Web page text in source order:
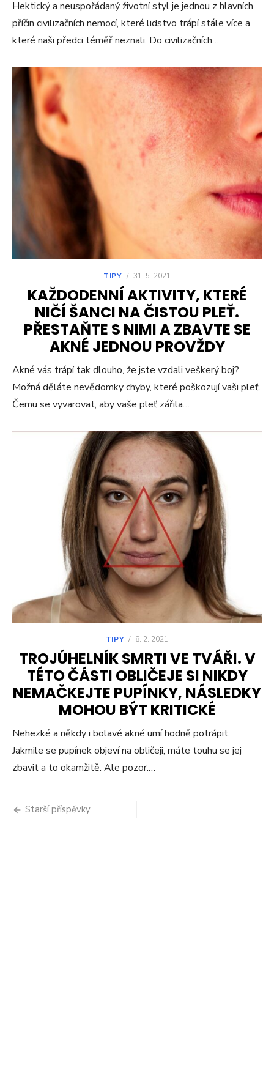
Hektický a neuspořádaný životní styl je jednou z hlavních
příčin civilizačních nemocí, které lidstvo trápí stále více a
které naši předci téměř neznali. Do civilizačních…
TIPY / 31. 5. 2021
KAŽDODENNÍ AKTIVITY, KTERÉ
NIČÍ ŠANCI NA ČISTOU PLEŤ.
PŘESTAŇTE S NIMI A ZBAVTE SE
AKNÉ JEDNOU PROVŽDY
Akné vás trápí tak dlouho, že jste vzdali veškerý boj?
Možná děláte nevědomky chyby, které poškozují vaši pleť.
Čemu se vyvarovat, aby vaše pleť zářila…
TIPY / 8. 2. 2021
TROJÚHELNÍK SMRTI VE TVÁŘI. V
TÉTO ČÁSTI OBLIČEJE SI NIKDY
NEMAČKEJTE PUPÍNKY, NÁSLEDKY
MOHOU BÝT KRITICKÉ
Nehezké a někdy i bolavé akné umí hodně potrápit.
Jakmile se pupínek objeví na obličeji, máte touhu se jej
zbavit a to okamžitě. Ale pozor.…
Navigace
Starší příspěvky